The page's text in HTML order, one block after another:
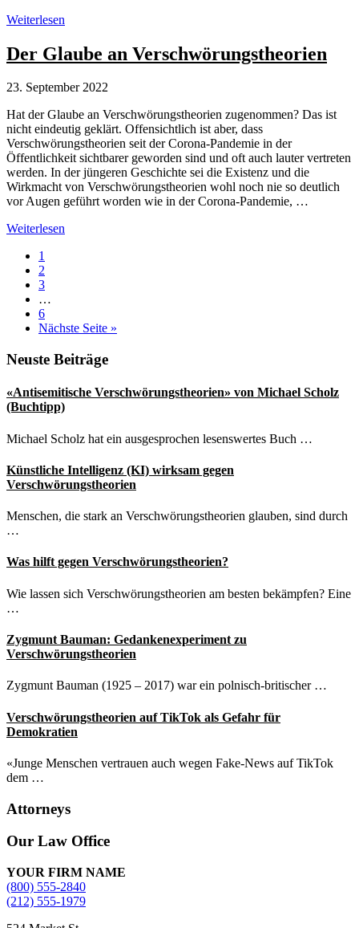
Wo
Attila
Hildmann?
Weiterlesen
Der Glaube an Verschwörungstheorien
23. September 2022
Hat der Glaube an Verschwörungstheorien zugenommen? Das ist
nicht eindeutig geklärt. Offensichtlich ist aber, dass
Verschwörungstheorien seit der Corona-Pandemie in der
Öffentlichkeit sichtbarer geworden sind und oft auch lauter vertreten
werden. In der jüngeren Geschichte sei die Existenz und die
Wirkmacht von Verschwörungstheorien wohl noch nie so deutlich
vor Augen geführt worden wie in der Corona­-Pandemie, …
Der
Verschwörungstheorien
Weiterlesen
Seite
1
Seite
2
Seite
3
Weggelassene
Zwischenseiten
…
Seite
6
Nächste Seite aufrufen
»
Seitenspalte
Neuste Beiträge
«Antisemitische Verschwörungstheorien» von Michael Scholz
(Buchtipp)
Michael Scholz hat ein ausgesprochen lesenswertes Buch …
Künstliche Intelligenz (KI) wirksam gegen
Verschwörungstheorien
Menschen, die stark an Verschwörungstheorien glauben, sind durch
…
Was hilft gegen Verschwörungstheorien?
Wie lassen sich Verschwörungstheorien am besten bekämpfen? Eine
…
Zygmunt Bauman: Gedankenexperiment zu
Verschwörungstheorien
Zygmunt Bauman (1925 – 2017) war ein polnisch-britischer …
Verschwörungstheorien auf TikTok als Gefahr für
Demokratien
«Junge Menschen vertrauen auch wegen Fake-News auf TikTok
dem …
Attorneys
Site
Footer
Our Law Office
YOUR FIRM NAME
(800) 555-2840
(212) 555-1979